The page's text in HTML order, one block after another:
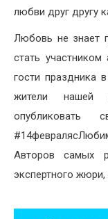
любви друг другу
Любовь не знает
стать
гости праздника
жители нашей
опубликовать
Авторов самых
экспертного